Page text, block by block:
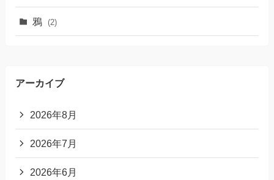
鴉 (2)
アーカイブ
2026年8月
2026年7月
2026年6月